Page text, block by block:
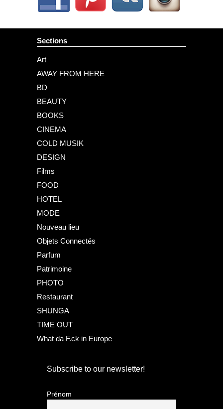
Sections
Art
AWAY FROM HERE
BD
BEAUTY
BOOKS
CINEMA
COLD MUSIK
DESIGN
Films
FOOD
HOTEL
MODE
Nouveau lieu
Objets Connectés
Parfum
Patrimoine
PHOTO
Restaurant
SHUNGA
TIME OUT
What da F.ck in Europe
Subscribe to our newsletter!
Prénom